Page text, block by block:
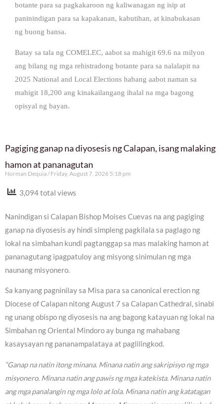
botante para sa pagkakaroon ng kaliwanagan ng isip at
paninindigan para sa kapakanan, kabutihan, at kinabukasan
ng buong bansa.
Batay sa tala ng COMELEC, aabot sa mahigit 69.6 na milyon
ang bilang ng mga rehistradong botante para sa nalalapit na
2025 National and Local Elections habang aabot naman sa
mahigit 18,200 ang kinakailangang ihalal na mga bagong
opisyal ng bayan.
Pagiging ganap na diyosesis ng Calapan, isang malaking
hamon at pananagutan
Norman Dequia Friday, August 7, 2026 5:18 pm
3,094 total views
Nanindigan si Calapan Bishop Moises Cuevas na ang pagiging
ganap na diyosesis ay hindi simpleng pagkilala sa paglago ng
lokal na simbahan kundi pagtanggap sa mas malaking hamon at
pananagutang ipagpatuloy ang misyong sinimulan ng mga
naunang misyonero.
Sa kanyang pagninilay sa Misa para sa canonical erection ng
Diocese of Calapan nitong August 7 sa Calapan Cathedral, sinabi
ng unang obispo ng diyosesis na ang bagong katayuan ng lokal na
Simbahan ng Oriental Mindoro ay bunga ng mahabang
kasaysayan ng pananampalataya at paglilingkod.
“Ganap na natin itong minana. Minana natin ang sakripisyo ng mga
misyonero. Minana natin ang pawis ng mga katekista. Minana natin
ang mga panalangin ng mga lolo at lola. Minana natin ang katatagan